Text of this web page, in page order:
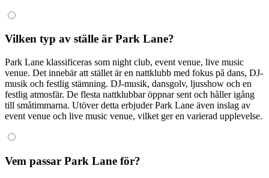
Vilken typ av ställe är Park Lane?
Park Lane klassificeras som night club, event venue, live music
venue. Det innebär att stället är en nattklubb med fokus på dans, DJ-
musik och festlig stämning. DJ-musik, dansgolv, ljusshow och en
festlig atmosfär. De flesta nattklubbar öppnar sent och håller igång
till småtimmarna. Utöver detta erbjuder Park Lane även inslag av
event venue och live music venue, vilket ger en varierad upplevelse.
Vem passar Park Lane för?